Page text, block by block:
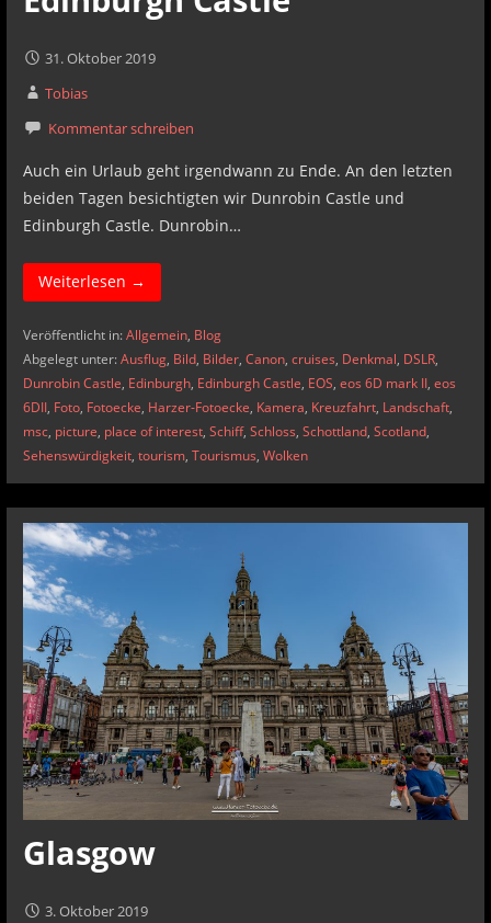
31. Oktober 2019
Tobias
Kommentar schreiben
Auch ein Urlaub geht irgendwann zu Ende. An den letzten
beiden Tagen besichtigten wir Dunrobin Castle und
Edinburgh Castle. Dunrobin…
Weiterlesen →
Veröffentlicht in:Allgemein, Blog
Abgelegt unter:Ausflug, Bild, Bilder, Canon, cruises, Denkmal, DSLR,
Dunrobin Castle, Edinburgh, Edinburgh Castle, EOS, eos 6D mark II, eos
6DII, Foto, Fotoecke, Harzer-Fotoecke, Kamera, Kreuzfahrt, Landschaft,
msc, picture, place of interest, Schiff, Schloss, Schottland, Scotland,
Sehenswürdigkeit, tourism, Tourismus, Wolken
Glasgow
3. Oktober 2019